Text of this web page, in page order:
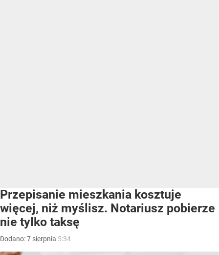
Przepisanie mieszkania kosztuje
więcej, niż myślisz. Notariusz pobierze
nie tylko taksę
Dodano:7 sierpnia 5:34